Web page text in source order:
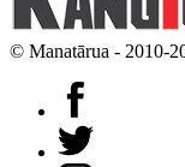
© Manatārua - 2010-